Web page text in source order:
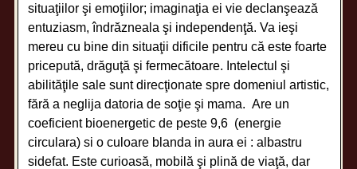
situaţiilor şi emoţiilor; imaginaţia ei vie declanşează
entuziasm, îndrăzneala şi independenţă. Va ieşi
mereu cu bine din situaţii dificile pentru că este foarte
pricepută, drăguţă şi fermecătoare. Intelectul şi
abilităţile sale sunt direcţionate spre domeniul artistic,
fără a neglija datoria de soţie şi mama. Are un
coeficient bioenergetic de peste 9,6 (energie
circulara) si o culoare blanda in aura ei : albastru
sidefat. Este curioasă, mobilă şi plină de viaţă, dar